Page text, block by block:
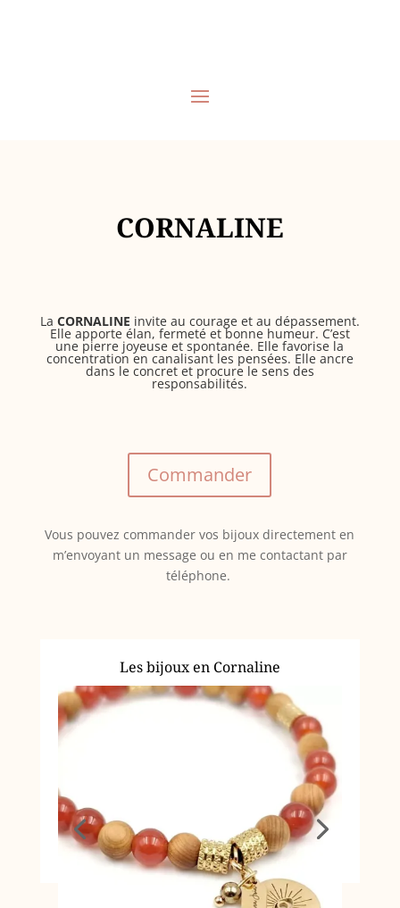
CORNALINE
La CORNALINE invite au courage et au dépassement.
Elle apporte élan, fermeté et bonne humeur. C’est
une pierre joyeuse et spontanée. Elle favorise la
concentration en canalisant les pensées. Elle ancre
dans le concret et procure le sens des
responsabilités.
Commander
Vous pouvez commander vos bijoux directement en
m’envoyant un message ou en me contactant par
téléphone.
Les bijoux en Cornaline